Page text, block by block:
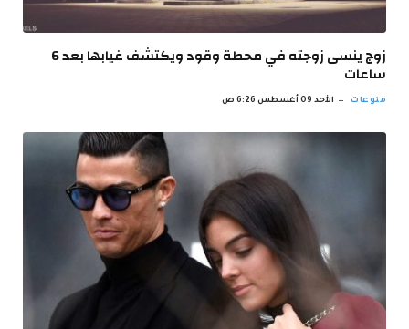
زوج ينسى زوجته في محطة وقود ويكتشف غيابها بعد 6
ساعات
منوعات الأحد 09 أغسطس 6:26 ص